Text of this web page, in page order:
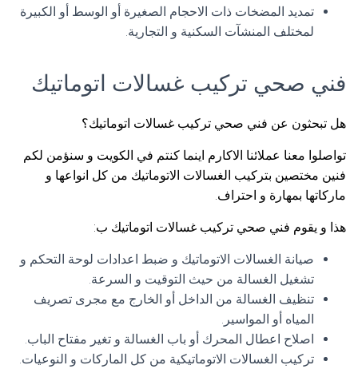
تمديد المضخات ذات الاحجام الصغيرة أو الوسط أو الكبيرة
لمختلف المنشآت السكنية و التجارية.
فني صحي تركيب غسالات اتوماتيك
هل تبحثون عن فني صحي تركيب غسالات اتوماتيك؟
تواصلوا معنا عملائنا الاكارم اينما كنتم في الكويت و سنؤمن لكم
فنين مختصين بتركيب الغسالات الاتوماتيك من كل انواعها و
ماركاتها بمهارة و احتراف.
هذا و يقوم فني صحي تركيب غسالات اتوماتيك ب:
صيانة الغسالات الاتوماتيك و ضبط اعدادات لوحة التحكم و
تشغيل الغسالة من حيث التوقيت و السرعة.
تنظيف الغسالة من الداخل أو الخارج مع مجرى تصريف
المياه أو المواسير.
اصلاح اعطال المحرك أو باب الغسالة و تغير مفتاح الباب.
تركيب الغسالات الاتوماتيكية من كل الماركات و النوعيات.